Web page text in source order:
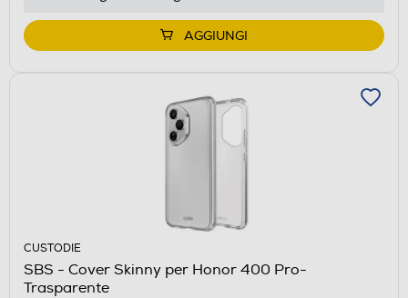
AGGIUNGI
CUSTODIE
SBS - Cover Skinny per Honor 400 Pro-
Trasparente